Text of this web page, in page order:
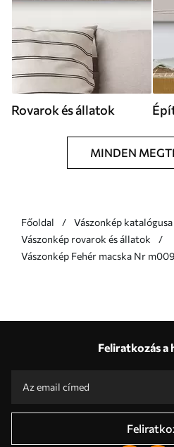
Rovarok és állatok
MINDEN
Főoldal
Vászonkép katalógusa
Vászonkép rovarok és állatok
Vászonkép Fehér macska Nr
Feliratkozás a